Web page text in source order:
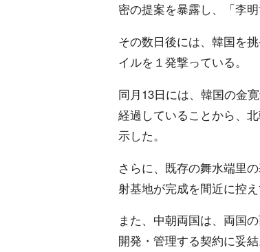
密の提案を暴露し、「李
その数日後には、韓国を
イルを１発撃っている。
同月13日には、韓国の金
経過していることから、
示した。
さらに、既存の舞水端里
射基地が完成を間近に控え
また、中朝両国は、両国
開発・管理する契約に妥